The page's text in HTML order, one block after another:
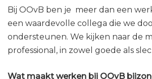
Bij OOvB ben je meer dan een
een waardevolle collega die we
ondersteunen. We kijken naar de
professional, in zowel goede als
Wat maakt werken bij OOvB